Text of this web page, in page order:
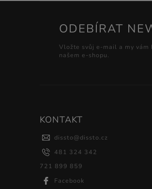
ODEBÍRAT
Vložte svůj e-mail a my vám
našem e-shopu.
KONTAKT
dissto@dissto.cz
481 324 342
721 899 859
Facebook